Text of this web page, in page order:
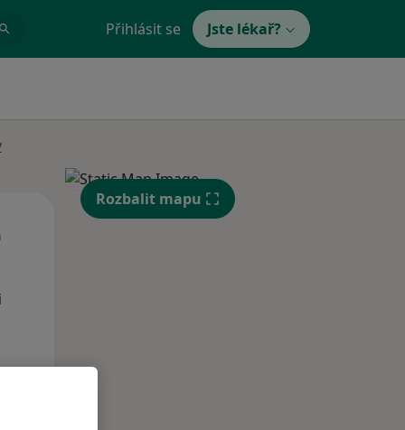
Přihlásit se Jste lékař?
Čt Pá
Rozbalit mapu